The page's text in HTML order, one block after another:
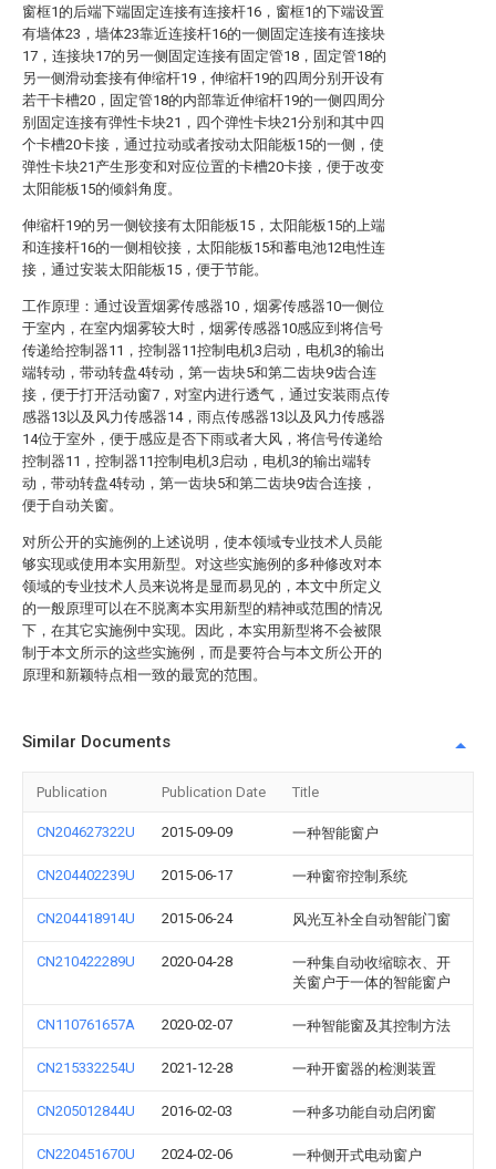
窗框1的后端下端固定连接有连接杆16，窗框1的下端设置
有墙体23，墙体23靠近连接杆16的一侧固定连接有连接块
17，连接块17的另一侧固定连接有固定管18，固定管18的
另一侧滑动套接有伸缩杆19，伸缩杆19的四周分别开设有
若干卡槽20，固定管18的内部靠近伸缩杆19的一侧四周分
别固定连接有弹性卡块21，四个弹性卡块21分别和其中四
个卡槽20卡接，通过拉动或者按动太阳能板15的一侧，使
弹性卡块21产生形变和对应位置的卡槽20卡接，便于改变
太阳能板15的倾斜角度。
伸缩杆19的另一侧铰接有太阳能板15，太阳能板15的上端
和连接杆16的一侧相铰接，太阳能板15和蓄电池12电性连
接，通过安装太阳能板15，便于节能。
工作原理：通过设置烟雾传感器10，烟雾传感器10一侧位
于室内，在室内烟雾较大时，烟雾传感器10感应到将信号
传递给控制器11，控制器11控制电机3启动，电机3的输出
端转动，带动转盘4转动，第一齿块5和第二齿块9齿合连
接，便于打开活动窗7，对室内进行透气，通过安装雨点传
感器13以及风力传感器14，雨点传感器13以及风力传感器
14位于室外，便于感应是否下雨或者大风，将信号传递给
控制器11，控制器11控制电机3启动，电机3的输出端转
动，带动转盘4转动，第一齿块5和第二齿块9齿合连接，
便于自动关窗。
对所公开的实施例的上述说明，使本领域专业技术人员能
够实现或使用本实用新型。对这些实施例的多种修改对本
领域的专业技术人员来说将是显而易见的，本文中所定义
的一般原理可以在不脱离本实用新型的精神或范围的情况
下，在其它实施例中实现。因此，本实用新型将不会被限
制于本文所示的这些实施例，而是要符合与本文所公开的
原理和新颖特点相一致的最宽的范围。
Similar Documents
Publication Publication Date Title
CN204627322U 2015-09-09 一种智能窗户
CN204402239U 2015-06-17 一种窗帘控制系统
CN204418914U 2015-06-24 风光互补全自动智能门窗
CN210422289U 2020-04-28
一种集自动收缩晾衣、开
关窗户于一体的智能窗户
CN110761657A 2020-02-07 一种智能窗及其控制方法
CN215332254U 2021-12-28 一种开窗器的检测装置
CN205012844U 2016-02-03 一种多功能自动启闭窗
CN220451670U 2024-02-06 一种侧开式电动窗户